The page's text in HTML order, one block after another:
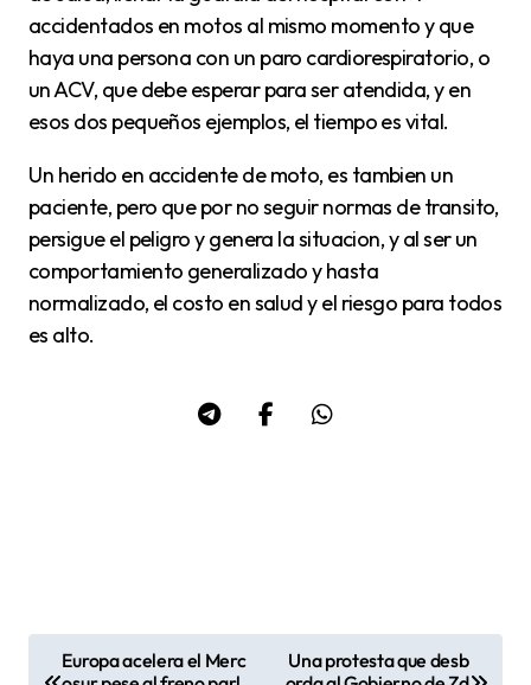
accidentados en motos al mismo momento y que
haya una persona con un paro cardiorespiratorio, o
un ACV, que debe esperar para ser atendida, y en
esos dos pequeños ejemplos, el tiempo es vital.
Un herido en accidente de moto, es tambien un
paciente, pero que por no seguir normas de transito,
persigue el peligro y genera la situacion, y al ser un
comportamiento generalizado y hasta
normalizado, el costo en salud y el riesgo para todos
es alto.
N
Europa acelera el Merc
Una protesta que desb